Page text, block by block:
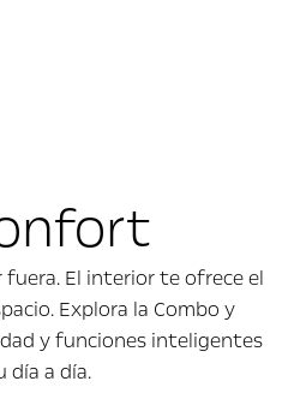
El interior te ofrece el
Explora la Combo y
y funciones inteligentes
día a día.